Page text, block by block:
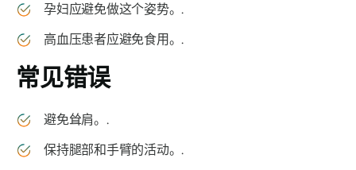
孕妇应避免做这个姿势。.
高血压患者应避免食用。.
常见错误
避免耸肩。.
保持腿部和手臂的活动。.